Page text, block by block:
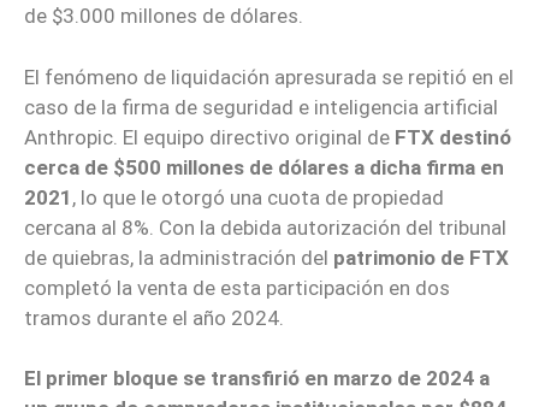
de $3.000 millones de dólares.
El fenómeno de liquidación apresurada se repitió en el
caso de la firma de seguridad e inteligencia artificial
Anthropic. El equipo directivo original de FTX destinó
cerca de $500 millones de dólares a dicha firma en
2021 , lo que le otorgó una cuota de propiedad
cercana al 8%. Con la debida autorización del tribunal
de quiebras, la administración del patrimonio de FTX
completó la venta de esta participación en dos
tramos durante el año 2024.
El primer bloque se transfirió en marzo de 2024 a